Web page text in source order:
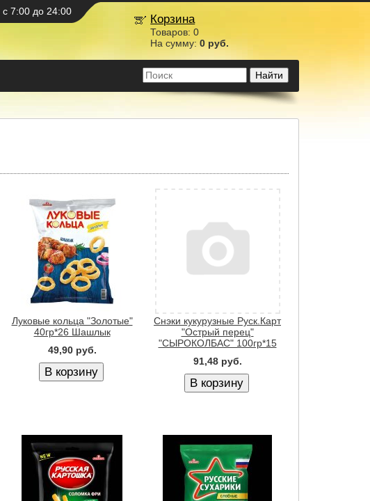
с 7:00 до 24:00
Корзина
Товаров:0
На сумму:0 руб.
Луковые кольца "Золотые"
40гр*26 Шашлык
49,90 руб.
Снэки кукурузные Руск.Карт
"Острый перец"
"СЫРОКОЛБАС" 100гр*15
91,48 руб.